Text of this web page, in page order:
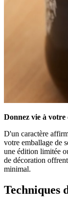
Donnez vie à votre
D'un caractère
votre emballage de
une édition limitée
de décoration
minimal.
Techniques